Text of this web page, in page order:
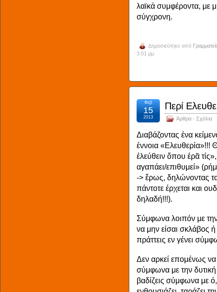
λαϊκά συμφέροντα, με
σύγχρονη.
Δημοσιεύτηκε από
3:01 μμ
Περί
Άρθρα - Σχόλια
Φεβ
15
2013
Διαβάζοντας ένα
έννοια «Ελευθερία»!!!
ἐλεύθειν ὅπου ἐρᾶ
αγαπάει/επιθυμεί»
-> ἔρως, δηλώνοντας
πάντοτε έρχεται και
δηλαδή!!!).
Σύμφωνα λοιπόν με
να μην είσαι σκλάβος
πράττεις εν γένει
Δεν αρκεί επομένως να
σύμφωνα με την
βαδίζεις σύμφωνα με